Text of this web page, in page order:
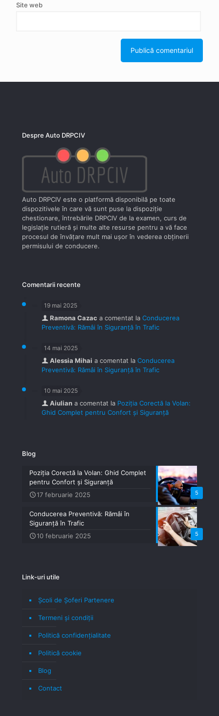
Site web
Despre Auto DRPCIV
Auto DRPCIV este o platformă disponibilă pe toate
dispozitivele în care vă sunt puse la dispoziţie
chestionare, întrebările DRPCIV de la examen, curs de
legislaţie rutieră şi multe alte resurse pentru a vă face
procesul de învăţare mult mai uşor în vederea obţinerii
permisului de conducere.
Comentarii recente
19 mai 2025
Ramona Cazac a comentat la Conducerea
Preventivă: Rămâi în Siguranță în Trafic
14 mai 2025
Alessia Mihai a comentat la Conducerea
Preventivă: Rămâi în Siguranță în Trafic
10 mai 2025
Aiulian a comentat la Poziția Corectă la Volan:
Ghid Complet pentru Confort și Siguranță
Blog
5
Poziția Corectă la Volan: Ghid Complet
pentru Confort și Siguranță
17 februarie 2025
5
Conducerea Preventivă: Rămâi în
Siguranță în Trafic
10 februarie 2025
Link-uri utile
Școli de Șoferi Partenere
Termeni şi condiţii
Politică confidenţialitate
Politică cookie
Blog
Contact